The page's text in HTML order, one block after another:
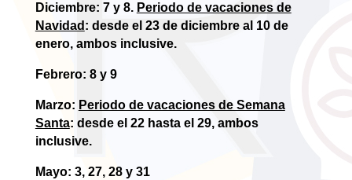
Diciembre: 7 y 8. Periodo de vacaciones de
Navidad : desde el 23 de diciembre al 10 de
enero, ambos inclusive.
Febrero: 8 y 9
Marzo: Periodo de vacaciones de Semana
Santa: desde el 22 hasta el 29, ambos
inclusive.
Mayo: 3, 27, 28 y 31